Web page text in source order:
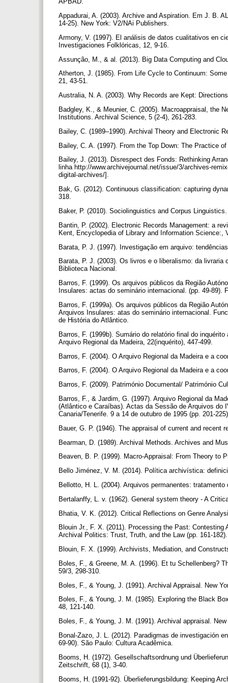
Appadurai, A. (2003). Archive and Aspiration. Em J. B.
14-25). New York: V2/NAi Publishers.
Armony, V. (1997). El análisis de datos cualitativos en
Investigaciones Folklóricas, 12, 9-16.
Assunção, M., & al. (2013). Big Data Computing and
Atherton, J. (1985). From Life Cycle to Continuum:
21, 43-51.
Australia, N. A. (2003). Why Records are Kept:
Badgley, K., & Meunier, C. (2005). Macroappraisal, the
Institutions. Archival Science, 5 (2-4), 261-283.
Bailey, C. (1989–1990). Archival Theory and Electronic
Bailey, C. A. (1997). From the Top Down: The Practice
Bailey, J. (2013). Disrespect des Fonds: Rethinking
linha http://www.archivejournal.net/issue/3/archives-
digital-archives/].
Bak, G. (2012). Continuous classification: capturing
318.
Baker, P. (2010). Sociolinguistics and Corpus
Bantin, P. (2002). Electronic Records Management: a
Kent, Encyclopedia of Library and Information
Barata, P. J. (1997). Investigação em arquivo:
Barata, P. J. (2003). Os livros e o liberalismo: da
Biblioteca Nacional.
Barros, F. (1999). Os arquivos públicos da Região
Insulares: actas do seminário internacional. (pp. 49-
Barros, F. (1999a). Os arquivos públicos da Região
Arquivos Insulares: atas do seminário internacional.
de História do Atlântico.
Barros, F. (1999b). Sumário do relatório final do
Arquivo Regional da Madeira, 22(inquérito), 447-499.
Barros, F. (2004). O Arquivo Regional da Madeira e a
Barros, F. (2004). O Arquivo Regional da Madeira e a
Barros, F. (2009). Património Documental/ Património
Barros, F., & Jardim, G. (1997). Arquivo Regional da
(Atlântico e Caraíbas). Actas da Sessão de Arquivos do
Canaria/Tenerife. 9 a 14 de outubro de 1995 (pp. 201-
Bauer, G. P. (1946). The appraisal of current and
Bearman, D. (1989). Archival Methods. Archives and
Beaven, B. P. (1999). Macro-Appraisal: From Theory to
Bello Jiménez, V. M. (2014). Política archivística:
Bellotto, H. L. (2004). Arquivos permanentes:
Bertalanffy, L. v. (1962). General system theory - A
Bhatia, V. K. (2012). Critical Reflections on Genre
Blouin Jr., F. X. (2011). Processing the Past:
Archival Politics: Trust, Truth, and the Law (pp. 161-
Blouin, F. X. (1999). Archivists, Mediation, and
Boles, F., & Greene, M. A. (1996). Et tu Schellenberg?
59/3, 298-310.
Boles, F., & Young, J. (1991). Archival Appraisal. New
Boles, F., & Young, J. M. (1985). Exploring the Black
48, 121-140.
Boles, F., & Young, J. M. (1991). Archival appraisal.
Bonal-Zazo, J. L. (2012). Paradigmas de investigación
69-90). São Paulo: Cultura Acadêmica.
Booms, H. (1972). Gesellschaftsordnung und
Zeitschrift, 68 (1), 3-40.
Booms, H. (1991-92). Überlieferungsbildung: Keeping